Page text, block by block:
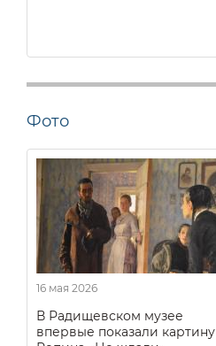
Фото
16 мая 2026
В Радищевском музее
впервые показали картину